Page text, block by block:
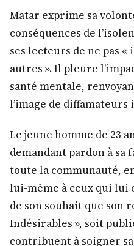
Matar exprime sa
conséquences de
ses lecteurs de ne pas
autres ». Il pleure
santé mentale,
l’image de
Le jeune homme de 23
demandant pardon à sa
toute la communauté,
lui-même à ceux qui
de son souhait que son
Indésirables », soit
contribuent à soigner